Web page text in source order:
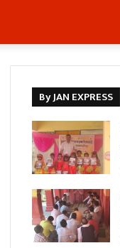
By JAN EXPRESS